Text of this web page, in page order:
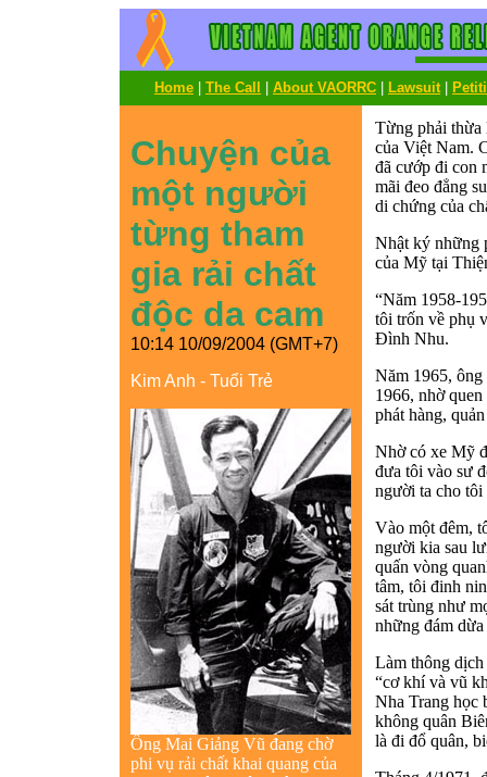
Home The Call About VAORRC Lawsuit
Chuyện của
một người
từng tham
gia rải chất
độc da cam
10:14 10/09/2004 (GMT+7)
Kim Anh - Tuổi Trẻ
Ông Mai Giảng Vũ đang chờ
phi vụ rải chất khai quang của
Từng phải thừa
của Việt Nam.
đã cướp đi con
mãi đeo đẳng
di chứng của
Nhật ký những
của Mỹ tại
“Năm 1958-
tôi trốn về phụ
Đình Nhu.
Năm 1965,
1966, nhờ
phát hàng,
Nhờ có xe Mỹ
đưa tôi vào sư
người ta cho
Vào một đêm,
người kia sau
quấn vòng
tâm, tôi đinh
sát trùng như
những đám
Làm thông
“cơ khí và vũ
Nha Trang học
không quân
là đi đổ quân,